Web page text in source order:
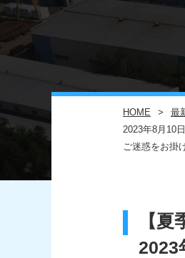
HOME 最
2023年8月10
ご迷惑をお掛
【
2023